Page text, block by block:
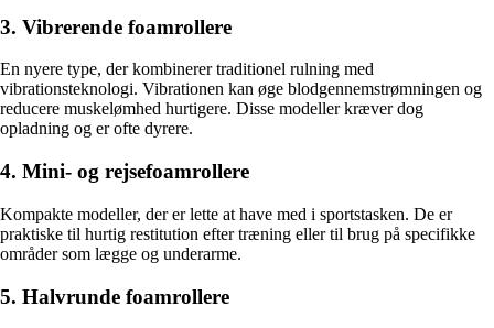
3. Vibrerende foamrollere
En nyere type, der kombinerer traditionel rulning med
vibrationsteknologi. Vibrationen kan øge blodgennemstrømningen og
reducere muskelømhed hurtigere. Disse modeller kræver dog
opladning og er ofte dyrere.
4. Mini- og rejsefoamrollere
Kompakte modeller, der er lette at have med i sportstasken. De er
praktiske til hurtig restitution efter træning eller til brug på specifikke
områder som lægge og underarme.
5. Halvrunde foamrollere